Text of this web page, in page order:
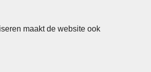
maakt de website ook